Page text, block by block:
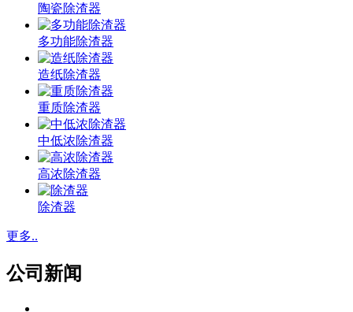
陶瓷除渣器
多功能除渣器
造纸除渣器
重质除渣器
中低浓除渣器
高浓除渣器
除渣器
更多..
公司新闻